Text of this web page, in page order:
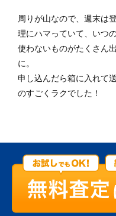
周りが山なので、週末は
理にハマっていて、いつ
使わないものがたくさん
に。
申し込んだら箱に入れて
のすごくラクでした！